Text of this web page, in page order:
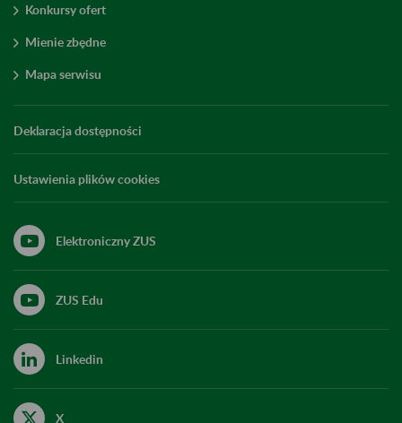
Konkursy ofert
Mienie zbędne
Mapa serwisu
Deklaracja dostępności
Ustawienia plików cookies
Elektroniczny ZUS
ZUS Edu
Linkedin
X